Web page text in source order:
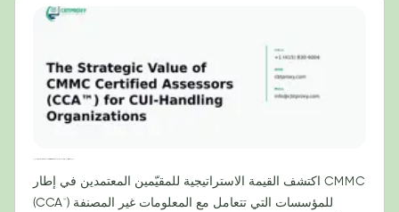
اكتشف القيمة الاستراتيجية للمقيّمين المعتمدين في إطار CMMC
(CCA™) للمؤسسات التي تتعامل مع المعلومات غير المصنفة